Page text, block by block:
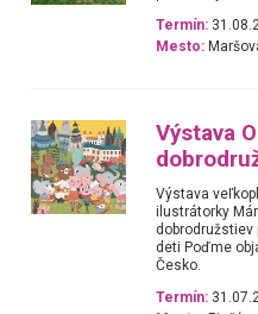
Termín:
Mesto:
Výstava
Výstava
ilustrátorky
dobrodružstiev
deti Poďme
Česko.
Termín: